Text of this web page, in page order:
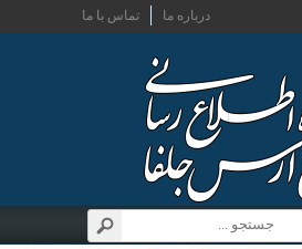
تماس با ما درباره ما